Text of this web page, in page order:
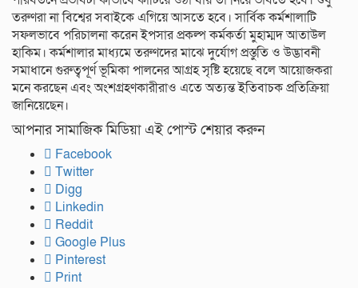
তরুণরা না বিশ্বের সবাইকে এগিয়ে আসতে হবে। সার্বিক কর্মশালাটি
সফলভাবে পরিচালনা করেন ইপসার প্রকল্প কর্মকর্তা মুহাম্মদ আতাউল
হাকিম। কর্মশালার মাধ্যমে তরুণদের মাঝে দুর্যোগ প্রস্তুতি ও উদ্ভাবনী
সমাধানে গুরুত্বপূর্ণ ভূমিকা পালনের আগ্রহ সৃষ্টি হয়েছে বলে আয়োজকরা
মনে করছেন এবং অংশগ্রহণকারীরাও এতে অত্যন্ত ইতিবাচক প্রতিক্রিয়া
জানিয়েছেন।
আপনার সামাজিক মিডিয়া এই পোস্ট শেয়ার করুন
Facebook
Twitter
Digg
Linkedin
Reddit
Google Plus
Pinterest
Print